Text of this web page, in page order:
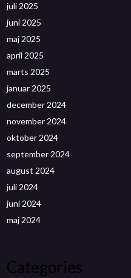
juli 2025
juni 2025
maj 2025
april 2025
marts 2025
januar 2025
december 2024
november 2024
oktober 2024
september 2024
august 2024
juli 2024
juni 2024
maj 2024
Categories